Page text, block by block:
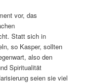
vor, das
Statt sich in
so Kasper, sollten
also den
Spiritualität
seien sie viel